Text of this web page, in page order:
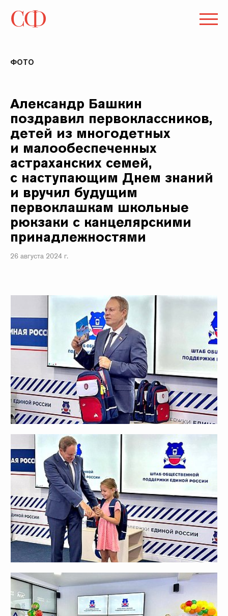
ФОТО
Александр Башкин
поздравил первоклассников,
детей из многодетных
и малообеспеченных
астраханских семей,
с наступающим Днем знаний
и вручил будущим
первоклашкам школьные
рюкзаки с канцелярскими
принадлежностями
26 августа 2024 г.